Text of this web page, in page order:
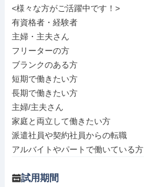
<様々な方がご活躍中です！>
有資格者・経験者
主婦・主夫さん
フリーターの方
ブランクのある方
短期で働きたい方
長期で働きたい方
主婦/主夫さん
家庭と両立して働きたい方
派遣社員や契約社員からの転職
アルバイトやパートで働いている方
試用期間